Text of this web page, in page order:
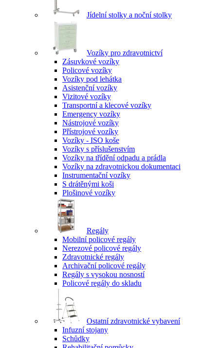
Jídelní stolky a noční stolky
Vozíky pro zdravotnictví
Zásuvkové vozíky
Policové vozíky
Vozíky pod lehátka
Asistenční vozíky
Vizitové vozíky
Transportní a klecové vozíky
Emergency vozíky
Nástrojové vozíky
Přístrojové vozíky
Vozíky - ISO koše
Vozíky s příslušenstvím
Vozíky na třídění odpadu a prádla
Vozíky na zdravotnickou dokumentaci
Instrumentační vozíky
S drátěnými koši
Plošinové vozíky
Regály
Mobilní policové regály
Nerezové policové regály
Zdravotnické regály
Archivační policové regály
Regály s vysokou nosností
Policové regály do skladu
Ostatní zdravotnické vybavení
Infuzní stojany
Schůdky